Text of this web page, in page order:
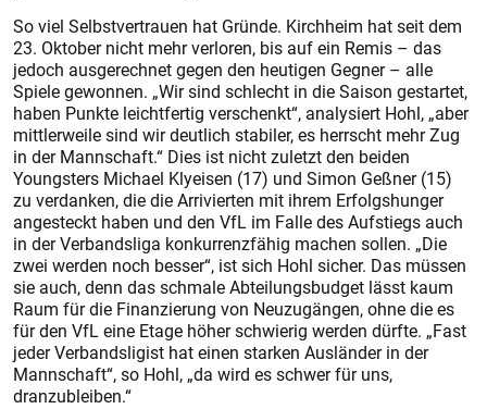
So viel Selbstvertrauen hat Gründe. Kirchheim hat seit dem
23. Oktober nicht mehr verloren, bis auf ein Remis – das
jedoch ausgerechnet gegen den heutigen Gegner – alle
Spiele gewonnen. „Wir sind schlecht in die Saison gestartet,
haben Punkte leichtfertig verschenkt“, analysiert Hohl, „aber
mittlerweile sind wir deutlich stabiler, es herrscht mehr Zug
in der Mannschaft.“ Dies ist nicht zuletzt den beiden
Youngsters Michael Klyeisen (17) und Simon Geßner (15)
zu verdanken, die die Arrivierten mit ihrem Erfolgshunger
angesteckt haben und den VfL im Falle des Aufstiegs auch
in der Verbandsliga konkurrenzfähig machen sollen. „Die
zwei werden noch besser“, ist sich Hohl sicher. Das müssen
sie auch, denn das schmale Abteilungsbudget lässt kaum
Raum für die Finanzierung von Neuzugängen, ohne die es
für den VfL eine Etage höher schwierig werden dürfte. „Fast
jeder Verbandsligist hat einen starken Ausländer in der
Mannschaft“, so Hohl, „da wird es schwer für uns,
dranzubleiben.“